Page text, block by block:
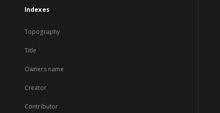
Indexes
Topography
Title
Owners name
Creator
Contributor